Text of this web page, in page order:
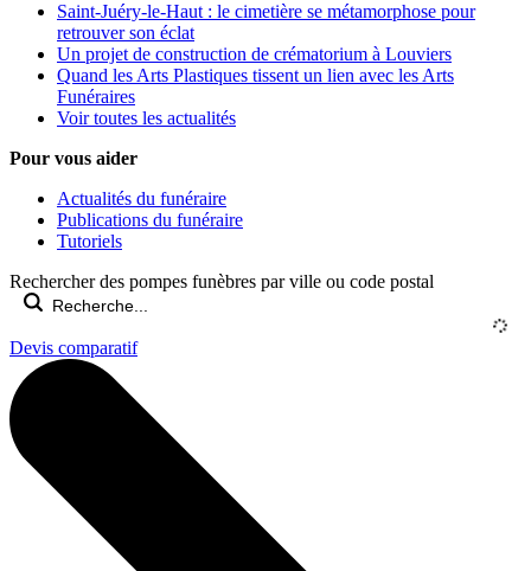
Saint-Juéry-le-Haut : le cimetière se métamorphose pour
retrouver son éclat
Un projet de construction de crématorium à Louviers
Quand les Arts Plastiques tissent un lien avec les Arts
Funéraires
Voir toutes les actualités
Pour vous aider
Actualités du funéraire
Publications du funéraire
Tutoriels
Rechercher des pompes funèbres par ville ou code postal
Devis comparatif